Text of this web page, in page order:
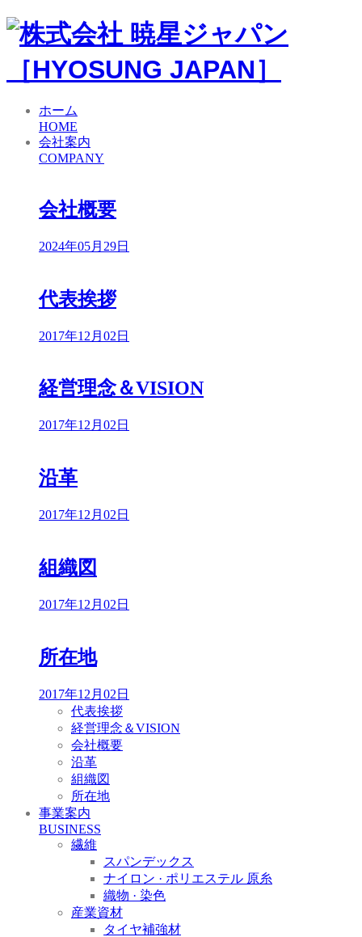
ホーム
HOME
会社案内
COMPANY
会社概要
2024年05月29日
代表挨拶
2017年12月02日
経営理念＆VISION
2017年12月02日
沿革
2017年12月02日
組織図
2017年12月02日
所在地
2017年12月02日
代表挨拶
経営理念＆VISION
会社概要
沿革
組織図
所在地
事業案内
BUSINESS
繊維
スパンデックス
ナイロン · ポリエステル 原糸
織物 · 染色
産業資材
タイヤ補強材